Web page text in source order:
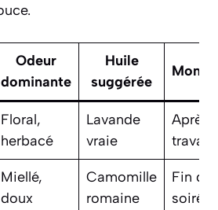
Odeur
dominante
Huile
suggérée
Floral,
herbacé
Lavande
vraie
Après
travail
Miellé,
doux
Camomille
romaine
Fin de
soirée